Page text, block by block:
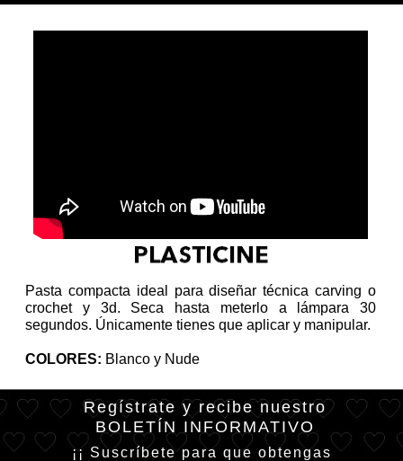
Pinceles y Limas
Gel 21 Días Novias
Cover Gel de 21 Días
Colecciones Especiales
Gel Color Glow
Gel Vitral Blooming
Gel Vitaminado Pronail
Mauve
Pasta compacta ideal para diseñar técnica carving o
crochet y 3d. Seca hasta meterlo a lámpara 30
segundos. Únicamente tienes que aplicar y manipular.
COLORES: Blanco y Nude
Regístrate y recibe nuestro
BOLETÍN INFORMATIVO
¡¡ Suscríbete para que obtengas